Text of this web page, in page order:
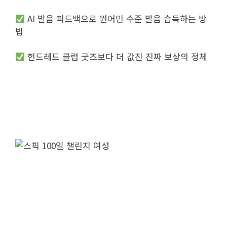
AI 발음 피드백으로 원어민 수준 발음 습득하는 방
법
헌드레드 클럽 굿즈보다 더 값진 진짜 보상의 정체